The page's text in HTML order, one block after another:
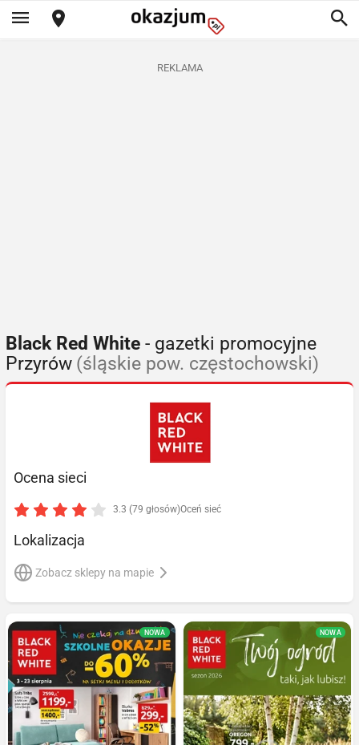
REKLAMA
Black Red White - gazetki promocyjne
Przyrów (śląskie pow. częstochowski)
Ocena sieci
3.3 (79 głosów)Oceń sieć
Lokalizacja
Zobacz sklepy na mapie
NOWA NOWA